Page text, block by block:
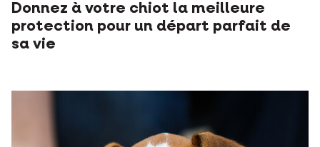
Donnez à votre chiot la meilleure
protection pour un départ parfait de
sa vie